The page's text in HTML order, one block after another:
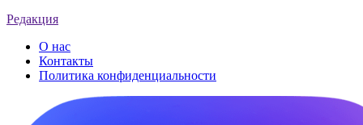
Редакция
О нас
Контакты
Политика конфиденциальности